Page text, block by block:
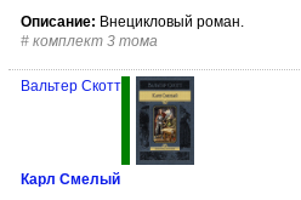
Описание: Внецикловый роман.
# комплект 3 тома
Вальтер Скотт
Карл Смелый